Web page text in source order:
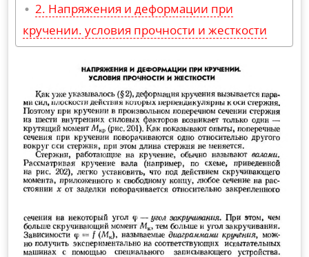
Напряжения и деформации при
кручении. условия прочности и жесткости